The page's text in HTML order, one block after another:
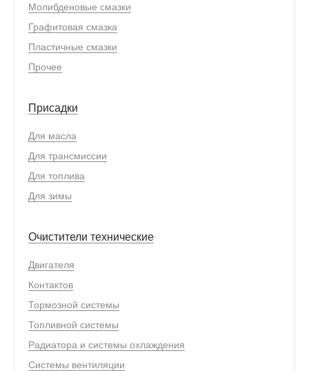
Молибденовые смазки
Графитовая смазка
Пластичные смазки
Прочее
Присадки
Для масла
Для трансмиссии
Для топлива
Для зимы
Очистители технические
Двигателя
Контактов
Тормозной системы
Топливной системы
Радиатора и системы охлаждения
Системы вентиляции